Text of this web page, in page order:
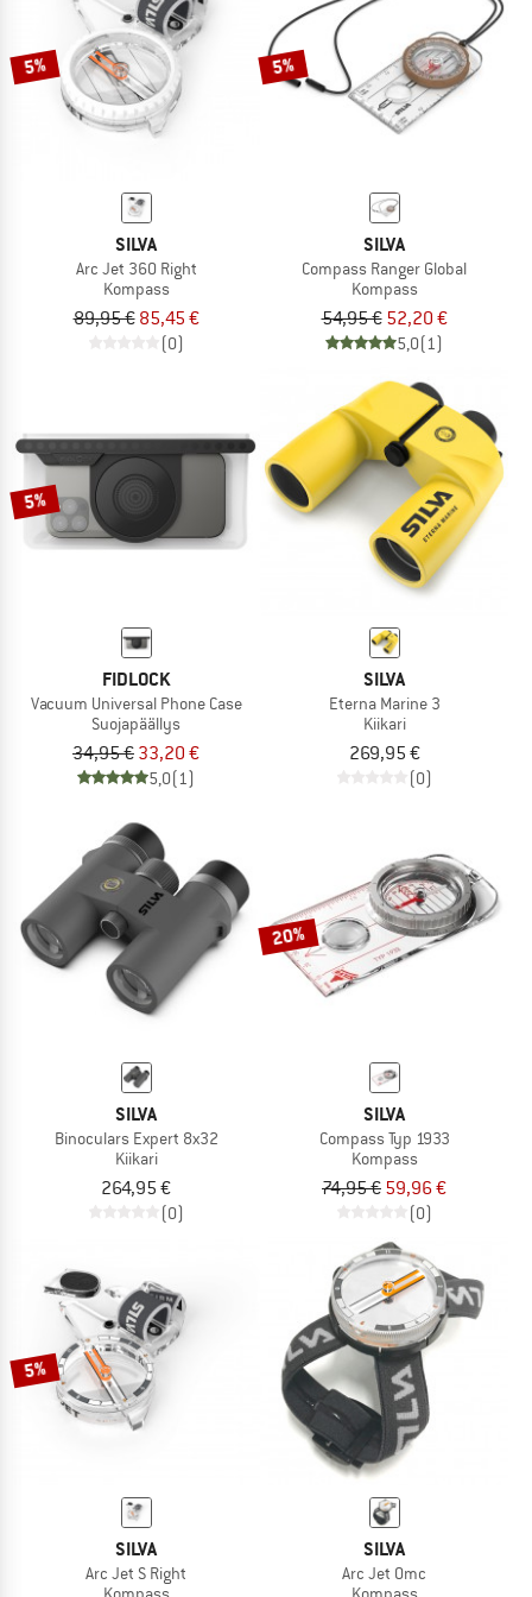
5%
SILVA
Arc Jet 360 Right
Kompass
89,95 € 85,45 €
(0)
5%
SILVA
Compass Ranger Global
Kompass
54,95 € 52,20 €
5,0(1)
5%
FIDLOCK
Vacuum Universal Phone Case
Suojapäällys
34,95 € 33,20 €
5,0(1)
SILVA
Eterna Marine 3
Kiikari
269,95 €
(0)
SILVA
Binoculars Expert 8x32
Kiikari
264,95 €
(0)
20%
SILVA
Compass Typ 1933
Kompass
74,95 € 59,96 €
(0)
5%
SILVA
Arc Jet S Right
SILVA
Arc Jet Omc